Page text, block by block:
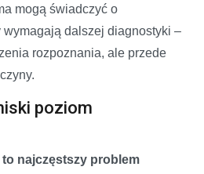
mogą świadczyć o
wymagają dalszej diagnostyki –
rozpoznania, ale przede
poziom
najczęstszy problem